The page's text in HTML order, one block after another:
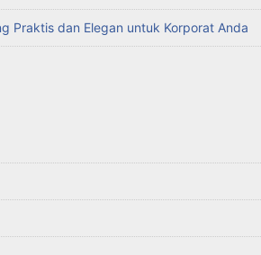
Praktis dan Elegan untuk Korporat Anda